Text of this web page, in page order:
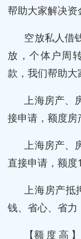
帮助大家解决资
空放私人借
放，个体户周
款，我们帮助大
上海房产、
接申请，额度房
上海房产、
直接申请，额度
上海房产抵
钱、省心、省力
【额 度 高